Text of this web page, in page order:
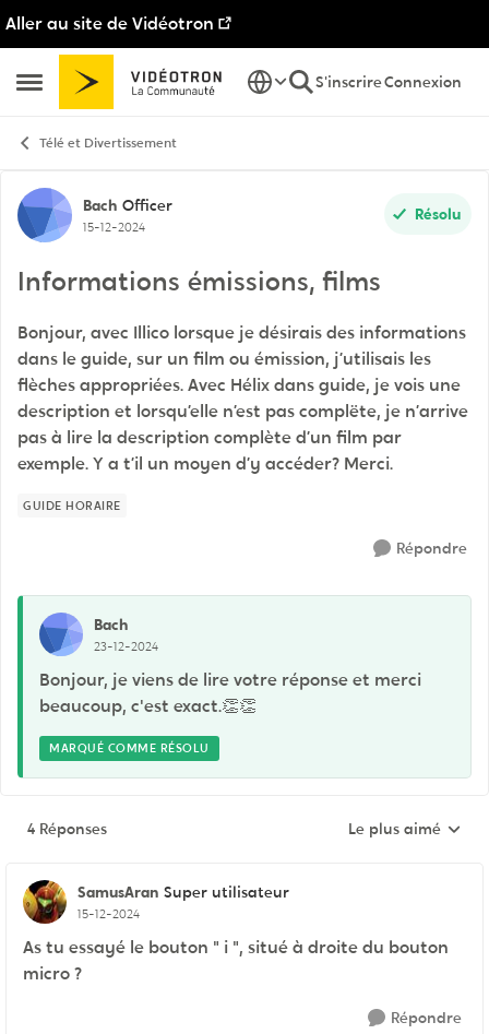
Aller au site de Vidéotron
Ouvrir Menu Latéral
Passer au contenu
S'inscrireConnexion
Télé et Divertissement
Discussion de forum
Bach Officer
15-12-2024
Résolu
Informations émissions, films
Bonjour, avec Illico lorsque je désirais des informations
dans le guide, sur un film ou émission, j’utilisais les
flèches appropriées. Avec Hélix dans guide, je vois une
description et lorsqu’elle n’est pas complëte, je n’arrive
pas à lire la description complète d’un film par
exemple. Y a t’il un moyen d’y accéder? Merci.
GUIDE HORAIRE
Répondre
Bach
23-12-2024
Bonjour, je viens de lire votre réponse et merci
beaucoup, c'est exact.👏👏
MARQUÉ COMME RÉSOLU
4 Réponses Réponses triées
Le plus aimé
SamusAran Super utilisateur
15-12-2024
As tu essayé le bouton " i ", situé à droite du bouton
micro ?
Répondre